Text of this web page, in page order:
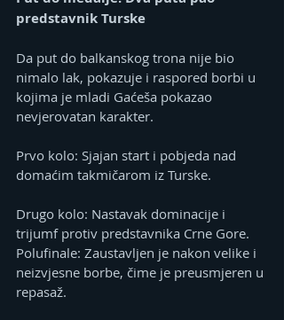
predstavnik Turske
Da put do balkanskog trona nije bio
nimalo lak, pokazuje i raspored borbi u
kojima je mladi Gaćeša pokazao
nevjerovatan karakter.
Prvo kolo: Sjajan start i pobjeda nad
domaćim takmičarom iz Turske.
Drugo kolo: Nastavak dominacije i
trijumf protiv predstavnika Crne Gore.
Polufinale: Zaustavljen je nakon velike i
neizvjesne borbe, čime je preusmjeren u
repasaž.